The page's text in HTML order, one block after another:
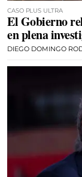
CASO PLUS ULTRA
El Gobierno
en plena
DIEGO DOMINGO